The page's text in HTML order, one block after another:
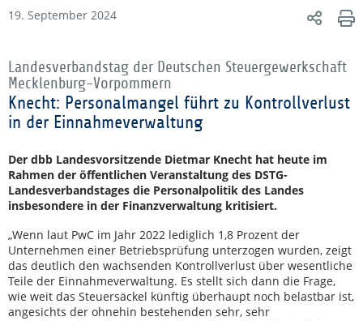
19. September 2024
Landesverbandstag der Deutschen Steuergewerkschaft
Mecklenburg-Vorpommern
Knecht: Personalmangel führt zu Kontrollverlust
in der Einnahmeverwaltung
Der dbb Landesvorsitzende Dietmar Knecht hat heute im
Rahmen der öffentlichen Veranstaltung des DSTG-
Landesverbandstages die Personalpolitik des Landes
insbesondere in der Finanzverwaltung kritisiert.
„Wenn laut PwC im Jahr 2022 lediglich 1,8 Prozent der
Unternehmen einer Betriebsprüfung unterzogen wurden, zeigt
das deutlich den wachsenden Kontrollverlust über wesentliche
Teile der Einnahmeverwaltung. Es stellt sich dann die Frage,
wie weit das Steuersäckel künftig überhaupt noch belastbar ist,
angesichts der ohnehin bestehenden sehr, sehr